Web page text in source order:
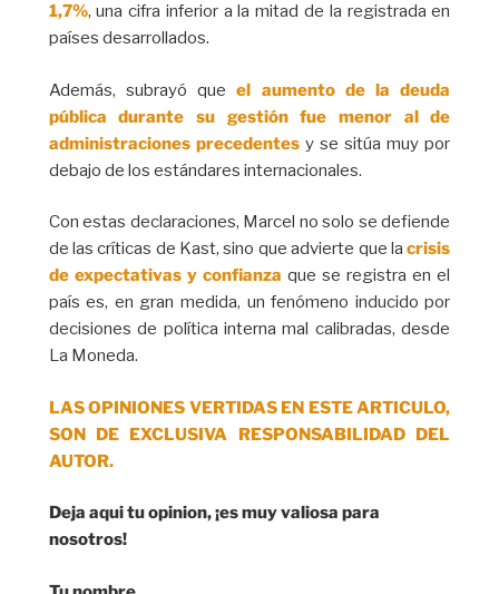
1,7%, una cifra inferior a la mitad de la registrada en
países desarrollados.
Además, subrayó queel aumento de la deuda
pública durante su gestión fue menor al de
administraciones precedentesy se sitúa muy por
debajo de los estándares internacionales.
Con estas declaraciones, Marcel no solo se defiende
de las críticas de Kast, sino que advierte que la crisis
de expectativas y confianza que se registra en el
país es, en gran medida, un fenómeno inducido por
decisiones de política interna mal calibradas, desde
La Moneda.
LAS OPINIONES VERTIDAS EN ESTE ARTICULO,
SON DE EXCLUSIVA RESPONSABILIDAD DEL
AUTOR.
Deja aqui tu opinion, ¡es muy valiosa para
nosotros!